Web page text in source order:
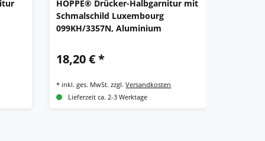
HOPPE® Drücker-Halbgarnitur mit
Schmalschild Luxembourg
099KH/3357N, Aluminium
18,20 € *
* inkl. ges. MwSt. zzgl.Versandkosten
Lieferzeit ca. 2-3 Werktage